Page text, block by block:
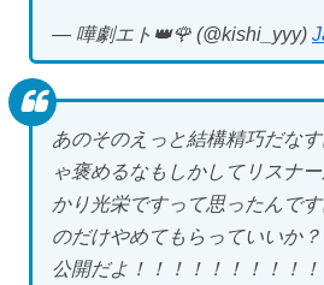
— 嘩劇エト👑🌹 (@kishi_yyy)
あのそのえっと結構精巧だな
ゃ褒めるなもしかしてリスナ
かり光栄ですって思ったんで
のだけやめてもらっていいか
公開だよ！！！！！！！！！！